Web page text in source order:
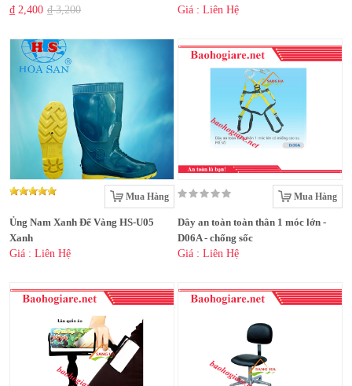
₫ 2,400 ₫ 3,200
Giá : Liên Hệ
Mua Hàng
Ủng Nam Xanh Đế Vàng HS-U05
Xanh
Giá : Liên Hệ
Mua Hàng
Dây an toàn toàn thân 1 móc lớn -
D06A - chống sốc
Giá : Liên Hệ